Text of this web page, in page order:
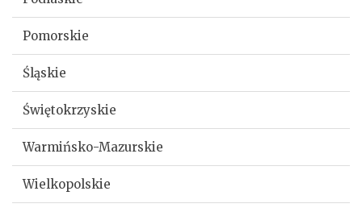
Pomorskie
Śląskie
Świętokrzyskie
Warmińsko-Mazurskie
Wielkopolskie